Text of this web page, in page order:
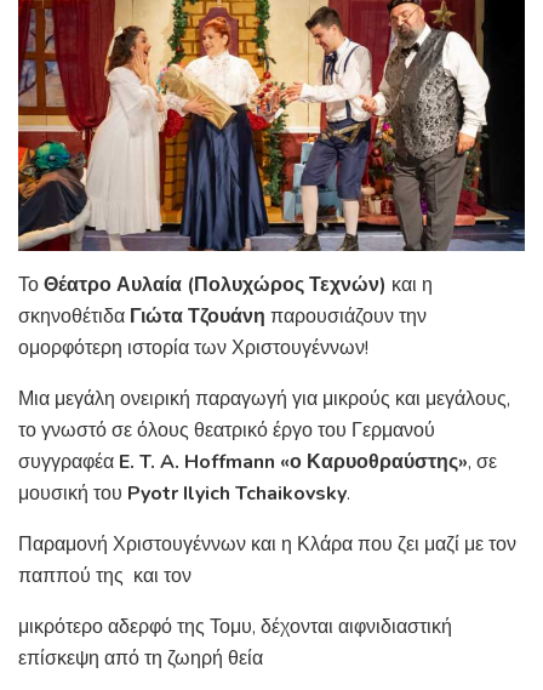
ΤοΘέατρο Αυλαία (Πολυχώρος Τεχνών) και η
σκηνοθέτιδα Γιώτα Τζουάνη παρουσιάζουν την
ομορφότερη ιστορία των Χριστουγέννων!
Μια μεγάλη ονειρική παραγωγή για μικρούς και μεγάλους,
το γνωστό σε όλους θεατρικό έργο του Γερμανού
συγγραφέα E. T. A. Hoffmann «ο Καρυοθραύστης», σε
μουσική του Pyotr Ilyich Tchaikovsky.
Παραμονή Χριστουγέννων και η Κλάρα που ζει μαζί με τον
παππού της και τον
μικρότερο αδερφό της Τομυ, δέχονται αιφνιδιαστική
επίσκεψη από τη ζωηρή θεία